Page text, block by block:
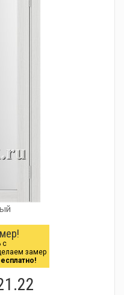
с
замер